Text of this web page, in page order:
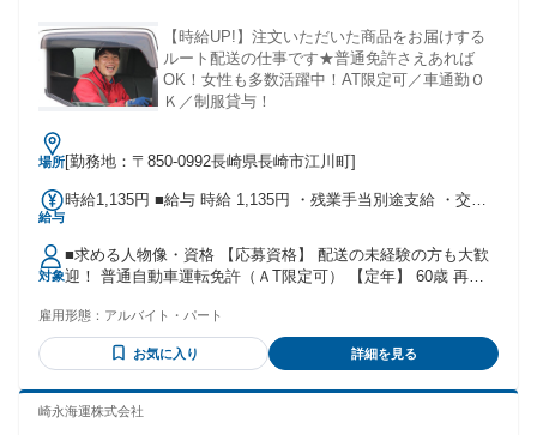
【時給UP!】注文いただいた商品をお届けする
ルート配送の仕事です★普通免許さえあれば
OK！女性も多数活躍中！AT限定可／車通勤Ｏ
Ｋ／制服貸与！
場所[勤務地：〒850-0992長崎県長崎市江川町]
給与
時給1,135円 ■給与 時給 1,135円 ・残業手当別途支給 ・交通
＋50円 ・年末手当：＋50円（12月30日） ：＋100円（12月31
日） 【福利厚生】 ・昇給あり（規定による） ・前年度賞与
実績あり ・社会保険完備 ・制服あり ・正規職員登用あり ■交
通費 規定支給 ・片道1.5ｋｍ以上35Ｋｍの方（当生協規定に
機関利用者も規定により通勤手当支給
対象
■求める人物像・資格 【応募資格】 配送の未経験の方も大歓
迎！ 普通自動車運転免許（ＡT限定可） 【定年】 60歳 再雇
い方 ・30代、40代、50代活躍中！ ・中高年、シニアも活躍中
・ブランクがある方も大歓迎 ・子育てを終えた主婦（主夫）
さん ・Wワーク、副業をお探しの方
雇用形態： アルバイト・パート
お気に入り 詳細を見る
崎永海運株式会社